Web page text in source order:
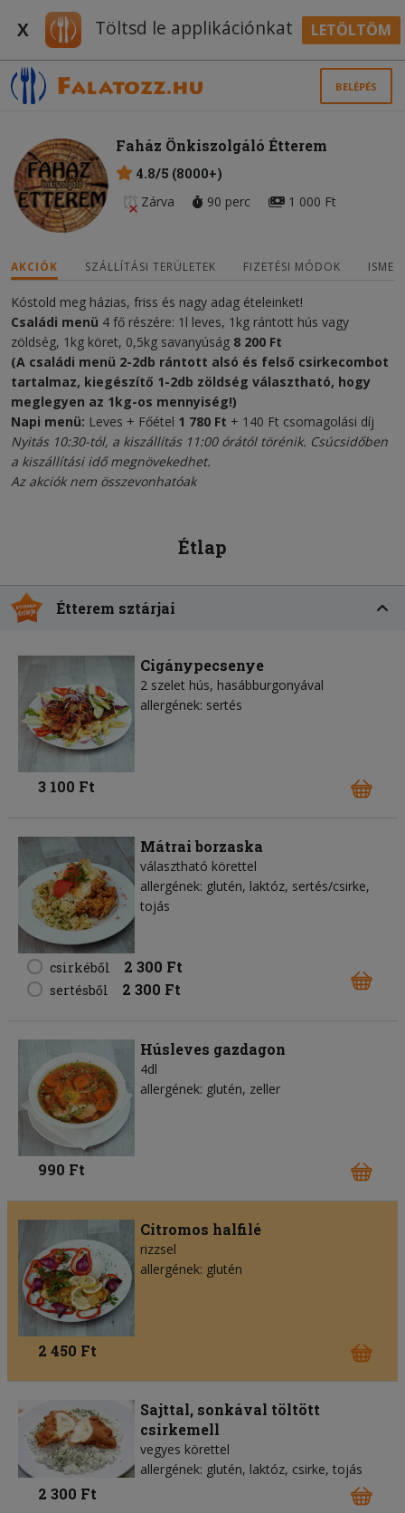
X Töltsd le applikációnkat LETÖLTÖM
BELÉPÉS
Faház Önkiszolgáló Étterem
4.8/5 (8000+)
Zárva
90 perc 1 000 Ft
AKCIÓK SZÁLLÍTÁSI TERÜLETEK FIZETÉSI MÓDOK
Kóstold meg házias, friss és nagy adag ételeinket!
Családi menü 4 fő részére: 1l leves, 1kg rántott hús vagy
zöldség, 1kg köret, 0,5kg savanyúság 8 200 Ft
(A családi menü 2-2db rántott alsó és felső csirkecombot
tartalmaz, kiegészítő 1-2db zöldség választható, hogy
meglegyen az 1kg-os mennyiség!)
Napi menü: Leves + Főétel 1 780 Ft + 140 Ft csomagolási díj
Nyitás 10:30-tól, a kiszállítás 11:00 órától törénik. Csúcsidőben
a kiszállítási idő megnövekedhet.
Az akciók nem összevonhatóak
Étlap
Étterem sztárjai
Cigánypecsenye
2 szelet hús, hasábburgonyával
allergének: sertés
3 100 Ft
Mátrai borzaska
választható körettel
allergének: glutén, laktóz, sertés/csirke,
tojás
csirkéből 2 300 Ft
sertésből 2 300 Ft
Húsleves gazdagon
4dl
allergének: glutén, zeller
990 Ft
Citromos halfilé
rizzsel
allergének: glutén
2 450 Ft
Sajttal, sonkával töltött
csirkemell
vegyes körettel
allergének: glutén, laktóz, csirke, tojás
2 300 Ft